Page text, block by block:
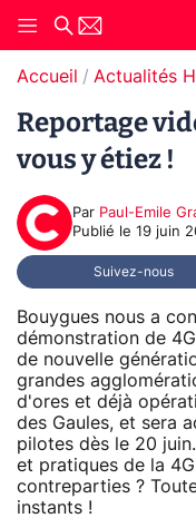
Accueil Actualités
Reportage
vous y étiez !
Par Paul-Emile
Publié le 19 juin
Suivez-nous
Bouygues nous a
démonstration de
de nouvelle
grandes
d'ores et déjà
des Gaules, et sera
pilotes dès le 20
et pratiques de la
contreparties ?
instants !